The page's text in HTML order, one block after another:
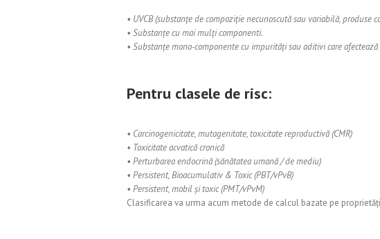
• UVCB (substanțe de compoziție necunoscută sau variabilă, produse
• Substanțe cu mai mulți componenti.
• Substanțe mono-componente cu impurități sau aditivi care afectează
Pentru clasele de risc:
• Carcinogenicitate, mutagenitate, toxicitate reproductivă (CMR)
• Toxicitate acvatică cronică
• Perturbarea endocrină (sănătatea umană / de mediu)
• Persistent, Bioacumulativ & Toxic (PBT/vPvB)
• Persistent, mobil și toxic (PMT/vPvM)
Clasificarea va urma acum metode de calcul bazate pe